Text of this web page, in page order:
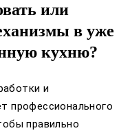
или
в уже
кухню?
и
профессионального
правильно